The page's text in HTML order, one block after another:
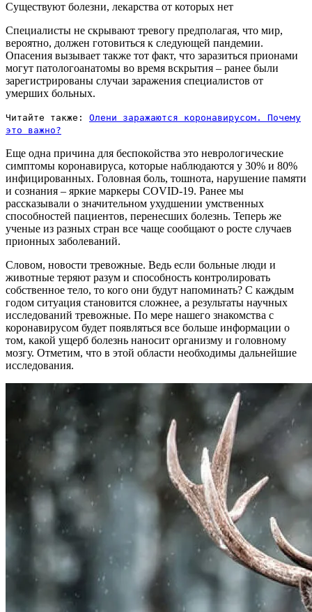
Существуют болезни, лекарства от которых нет
Специалисты не скрывают тревогу предполагая, что мир,
вероятно, должен готовиться к следующей пандемии.
Опасения вызывает также тот факт, что заразиться прионами
могут патологоанатомы во время вскрытия – ранее были
зарегистрированы случаи заражения специалистов от
умерших больных.
Читайте также: Олени заражаются коронавирусом. Почему
это важно?
Еще одна причина для беспокойства это неврологические
симптомы коронавируса, которые наблюдаются у 30% и 80%
инфицированных. Головная боль, тошнота, нарушение памяти
и сознания – яркие маркеры COVID-19. Ранее мы
рассказывали о значительном ухудшении умственных
способностей пациентов, перенесших болезнь. Теперь же
ученые из разных стран все чаще сообщают о росте случаев
прионных заболеваний.
Словом, новости тревожные. Ведь если больные люди и
животные теряют разум и способность контролировать
собственное тело, то кого они будут напоминать? С каждым
годом ситуация становится сложнее, а результаты научных
исследований тревожные. По мере нашего знакомства с
коронавирусом будет появляться все больше информации о
том, какой ущерб болезнь наносит организму и головному
мозгу. Отметим, что в этой области необходимы дальнейшие
исследования.